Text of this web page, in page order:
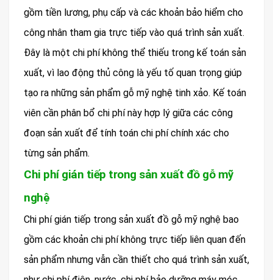
gồm tiền lương, phụ cấp và các khoản bảo hiểm cho
công nhân tham gia trực tiếp vào quá trình sản xuất.
Đây là một chi phí không thể thiếu trong kế toán sản
xuất, vì lao động thủ công là yếu tố quan trọng giúp
tạo ra những sản phẩm gỗ mỹ nghệ tinh xảo. Kế toán
viên cần phân bổ chi phí này hợp lý giữa các công
đoạn sản xuất để tính toán chi phí chính xác cho
từng sản phẩm.
Chi phí gián tiếp trong sản xuất đồ gỗ mỹ
nghệ
Chi phí gián tiếp trong sản xuất đồ gỗ mỹ nghệ bao
gồm các khoản chi phí không trực tiếp liên quan đến
sản phẩm nhưng vẫn cần thiết cho quá trình sản xuất,